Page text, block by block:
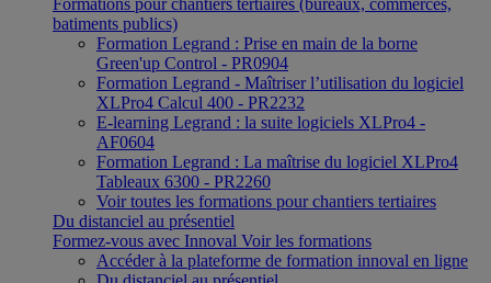
Formations pour chantiers tertiaires (bureaux, commerces,
batiments publics)
Formation Legrand : Prise en main de la borne
Green'up Control - PR0904
Formation Legrand - Maîtriser l’utilisation du logiciel
XLPro4 Calcul 400 - PR2232
E-learning Legrand : la suite logiciels XLPro4 -
AF0604
Formation Legrand : La maîtrise du logiciel XLPro4
Tableaux 6300 - PR2260
Voir toutes les formations pour chantiers tertiaires
Du distanciel au présentiel
Formez-vous avec Innoval Voir les formations
Accéder à la plateforme de formation innoval en ligne